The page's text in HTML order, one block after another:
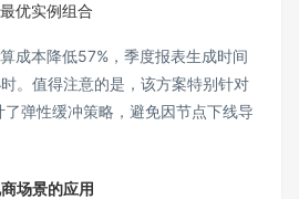
优实例组合
成本降低57%，季度报表生成时间
。值得注意的是，该方案特别针对
弹性缓冲策略，避免因节点下线导
场景的应用